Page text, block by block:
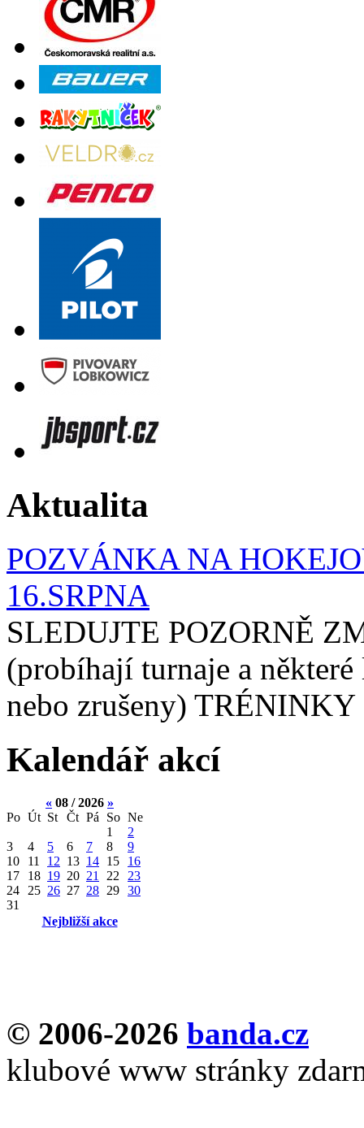
Aktualita
POZVÁNKA NA
16.SRPNA
SLEDUJTE POZORNĚ
(probíhají turnaje a
nebo zrušeny)
Kalendář akcí
« 08 / 2026 »
Po Út St Čt Pá So Ne
1
2
3
4 5 6 7 8
9
10
11 12 13 14 15
16
17
18 19 20 21 22
23
24
25 26 27 28 29 30
31
Nejbližší akce
© 2006-2026 banda.cz
klubové www stránky